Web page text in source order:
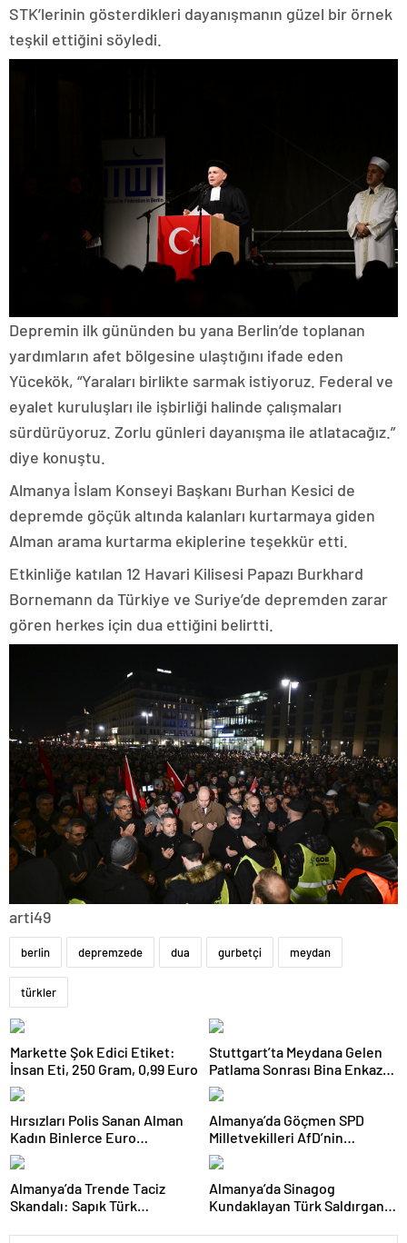
STK’lerinin gösterdikleri dayanışmanın güzel bir örnek
teşkil ettiğini söyledi.
Depremin ilk gününden bu yana Berlin’de toplanan
yardımların afet bölgesine ulaştığını ifade eden
Yücekök, “Yaraları birlikte sarmak istiyoruz. Federal ve
eyalet kuruluşları ile işbirliği halinde çalışmaları
sürdürüyoruz. Zorlu günleri dayanışma ile atlatacağız.”
diye konuştu.
Almanya İslam Konseyi Başkanı Burhan Kesici de
depremde göçük altında kalanları kurtarmaya giden
Alman arama kurtarma ekiplerine teşekkür etti.
Etkinliğe katılan 12 Havari Kilisesi Papazı Burkhard
Bornemann da Türkiye ve Suriye’de depremden zarar
gören herkes için dua ettiğini belirtti.
arti49
berlin depremzede dua gurbetçi meydan
türkler
Markette Şok Edici Etiket:
İnsan Eti, 250 Gram, 0,99 Euro
Stuttgart’ta Meydana Gelen
Patlama Sonrası Bina Enkaza
Döndü: Sokak Moloz Yığınıyla
Kaplandı
Hırsızları Polis Sanan Alman
Kadın Binlerce Euro
Dolandırıldı
Almanya’da Göçmen SPD
Milletvekilleri AfD’nin
Yasaklanmasını İstiyor
Almanya’da Trende Taciz
Skandalı: Sapık Türk
Almanya’da Sinagog
Kundaklayan Türk Saldırgan,